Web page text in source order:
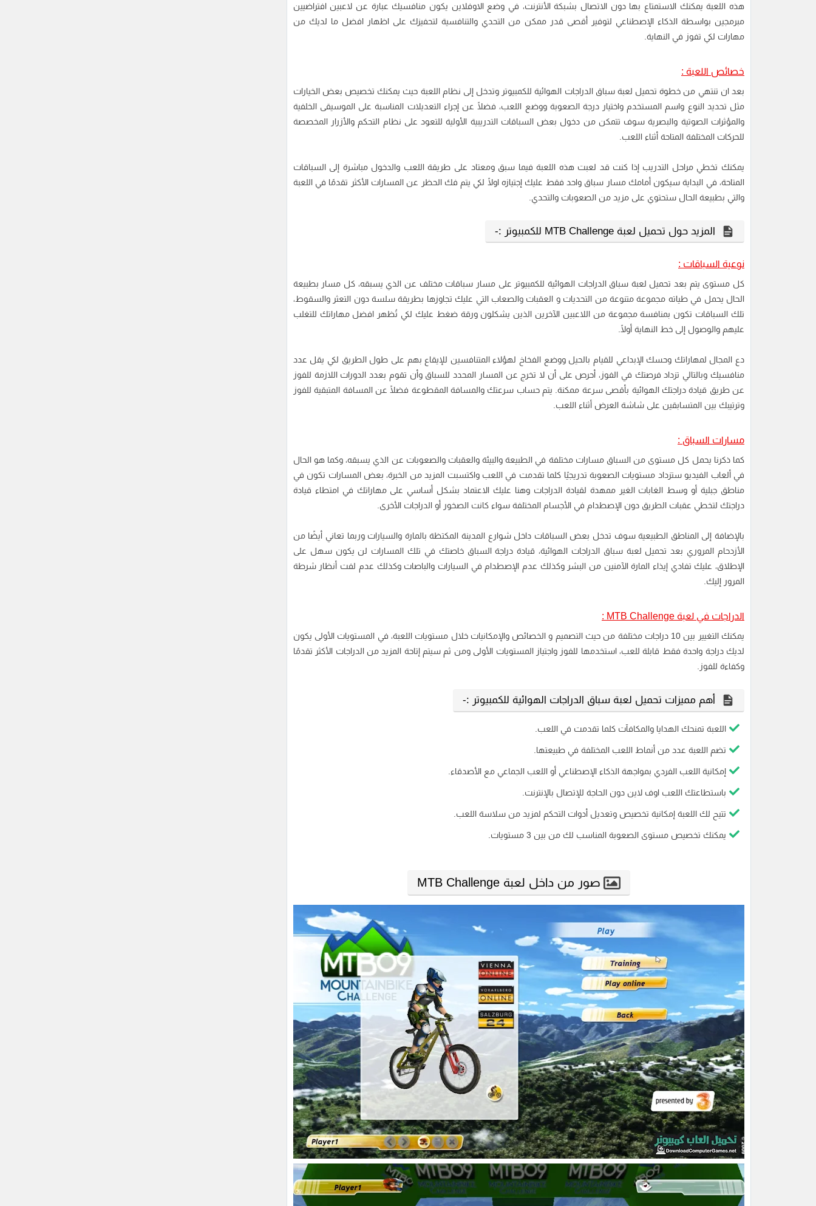
هذه اللعبة يمكنك الاستمتاع بها دون الاتصال بشبكة الأنترنت، في وضع الاوفلاين يكون منافسيك عبارة عن لاعبين افتراضيين
مبرمجين بواسطة الذكاء الإصطناعي لتوفير أقصى قدر ممكن من التحدي والتنافسية لتحفيزك على اظهار افضل ما لديك من
مهارات لكي تفوز في النهاية.
خصائص اللعبة :
بعد ان تنتهي من خطوة تحميل لعبة سباق الدراجات الهوائية للكمبيوتر وتدخل إلى نظام اللعبة حيث يمكنك تخصيص بعض الخيارات
مثل تحديد النوع واسم المستخدم واختيار درجة الصعوبة ووضع اللعب، فضلًا عن إجراء التعديلات المناسبة على الموسيقى الخلفية
والمؤثرات الصوتية والبصرية سوف تتمكن من دخول بعض السباقات التدريبية الأولية للتعود على نظام التحكم والأزرار المخصصة
للحركات المختلفة المتاحة أثناء اللعب.
يمكنك تخطي مراحل التدريب إذا كنت قد لعبت هذه اللعبة فيما سبق ومعتاد على طريقة اللعب والدخول مباشرة إلى السباقات
المتاحة، في البداية سيكون أمامك مسار سباق واحد فقط عليك إجتيازه اولًا لكي يتم فك الحظر عن المسارات الأكثر تقدمًا في اللعبة
والتي بطبيعة الحال ستحتوي على مزيد من الصعوبات والتحدي.
المزيد حول تحميل لعبة MTB Challenge للكمبيوتر :-
نوعية السباقات :
كل مستوى يتم بعد تحميل لعبة سباق الدراجات الهوائية للكمبيوتر على مسار سباقات مختلف عن الذي يسبقه، كل مسار بطبيعة
الحال يحمل في طياته مجموعة متنوعة من التحديات و العقبات والصعاب التي عليك تجاوزها بطريقة سلسة دون التعثر والسقوط،
تلك السباقات تكون بمنافسة مجموعة من اللاعبين الآخرين الذين يشكلون ورقة ضغط عليك لكي تُظهر افضل مهاراتك للتغلب
عليهم والوصول إلى خط النهاية أولًا.
دع المجال لمهاراتك وحسك الإبداعي للقيام بالحيل ووضع الفخاخ لهؤلاء المتنافسين للإيقاع بهم على طول الطريق لكي يقل عدد
منافسيك وبالتالي تزداد فرصتك في الفوز، أحرص على أن لا تخرج عن المسار المحدد للسباق وأن تقوم بعدد الدورات اللازمة للفوز
عن طريق قيادة دراجتك الهوائية بأقصى سرعة ممكنة. يتم حساب سرعتك والمسافة المقطوعة فضلًا عن المسافة المتبقية للفوز
وترتيبك بين المتسابقين على شاشة العرض أثناء اللعب.
مسارات السباق :
كما ذكرنا يحمل كل مستوى من السباق مسارات مختلفة في الطبيعة والبيئة والعقبات والصعوبات عن الذي يسبقه، وكما هو الحال
في ألعاب الفيديو ستزداد مستويات الصعوبة تدريجيًا كلما تقدمت في اللعب واكتسبت المزيد من الخبرة، بعض المسارات تكون في
مناطق جبلية أو وسط الغابات الغير ممهدة لقيادة الدراجات وهنا عليك الاعتماد بشكل أساسي على مهاراتك في امتطاء قيادة
دراجتك لتخطي عقبات الطريق دون الإصطدام في الأجسام المختلفة سواء كانت الصخور أو الدراجات الأخرى.
بالإضافة إلى المناطق الطبيعية سوف تدخل بعض السباقات داخل شوارع المدينة المكتظة بالمارة والسيارات وربما تعاني أيضًا من
الأزدحام المروري بعد تحميل لعبة سباق الدراجات الهوائية، قيادة دراجة السباق خاصتك في تلك المسارات لن يكون سهل على
الإطلاق، عليك تفادي إيذاء المارة الآمنين من البشر وكذلك عدم الإصطدام في السيارات والباصات وكذلك عدم لفت أنظار شرطة
المرور إليك.
الدراجات في لعبة MTB Challenge :
يمكنك التغيير بين 10 دراجات مختلفة من حيث التصميم و الخصائص والإمكانيات خلال مستويات اللعبة، في المستويات الأولى يكون
لديك دراجة واحدة فقط قابلة للعب، استخدمها للفوز واجتياز المستويات الأولى ومن ثم سيتم إتاحة المزيد من الدراجات الأكثر تقدمًا
وكفاءة للفوز.
أهم مميزات تحميل لعبة سباق الدراجات الهوائية للكمبيوتر :-
اللعبة تمنحك الهدايا والمكافآت كلما تقدمت في اللعب.
تضم اللعبة عدد من أنماط اللعب المختلفة في طبيعتها.
إمكانية اللعب الفردي بمواجهة الذكاء الإصطناعي أو اللعب الجماعي مع الأصدقاء.
باستطاعتك اللعب اوف لاين دون الحاجة للإتصال بالإنترنت.
تتيح لك اللعبة إمكانية تخصيص وتعديل أدوات التحكم لمزيد من سلاسة اللعب.
يمكنك تخصيص مستوى الصعوبة المناسب لك من بين 3 مستويات.
صور من داخل لعبة MTB Challenge